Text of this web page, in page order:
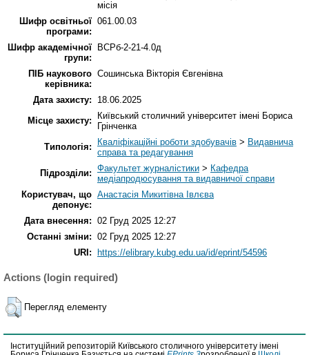
місія
Шифр освітньої
програми:
061.00.03
Шифр академічної
групи:
ВСРб-2-21-4.0д
ПІБ наукового
керівника:
Сошинська Вікторія Євгенівна
Дата захисту:
18.06.2025
Місце захисту:
Київський столичний університет імені Бориса
Грінченка
Типологія:
Кваліфікаційні роботи здобувачів > Видавнича
справа та редагування
Підрозділи: Факультет журналістики > Кафедра
медіапродюсування та видавничої справи
Користувач, що
депонує:
Анастасія Микитівна Івлєва
Дата внесення: 02 Груд 2025 12:27
Останні зміни: 02 Груд 2025 12:27
URI:
https://elibrary.kubg.edu.ua/id/eprint/54596
Actions (login required)
Перегляд елементу
Інституційний репозиторій Київського столичного університету імені